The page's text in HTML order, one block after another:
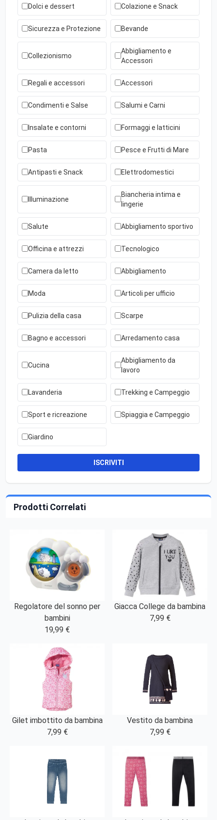
Dolci e dessert Colazione e Snack
Sicurezza e Protezione Bevande
Collezionismo
Abbigliamento e
Accessori
Regali e accessori Accessori
Condimenti e Salse Salumi e Carni
Insalate e contorni Formaggi e latticini
Pasta Pesce e Frutti di Mare
Antipasti e Snack Elettrodomestici
Illuminazione
Biancheria intima e
lingerie
Salute Abbigliamento sportivo
Officina e attrezzi Tecnologico
Camera da letto Abbigliamento
Moda Articoli per ufficio
Pulizia della casa Scarpe
Bagno e accessori Arredamento casa
Cucina
Abbigliamento da
lavoro
Lavanderia Trekking e Campeggio
Sport e ricreazione Spiaggia e Campeggio
Giardino
ISCRIVITI
Prodotti Correlati
Regolatore del sonno per
bambini
19,99 €
Giacca College da bambina
7,99 €
Gilet imbottito da bambina
7,99 €
Vestito da bambina
7,99 €